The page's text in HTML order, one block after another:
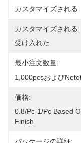
カスタマイズされる
カスタマイズされる:
受け入れた
最小注文数量:
1,000pcsおよび
価格:
0.8/pc-1/pc Based
Finish